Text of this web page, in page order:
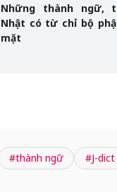
Những thành ngữ,
Nhật có từ chỉ bộ
mặt
#thành ngữ #J-dict